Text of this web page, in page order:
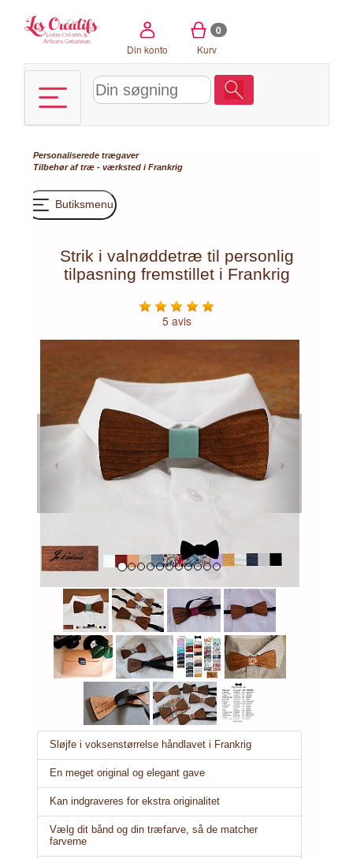
Din konto
0
Kurv
Personaliserede trægaver
Tilbehør af træ - værksted i Frankrig
Butiksmenu
Strik i valnøddetræ til personlig
tilpasning fremstillet i Frankrig
5 avis
Previous Next
Sløjfe i voksenstørrelse håndlavet i Frankrig
En meget original og elegant gave
Kan indgraveres for ekstra originalitet
Vælg dit bånd og din træfarve, så de matcher
farverne